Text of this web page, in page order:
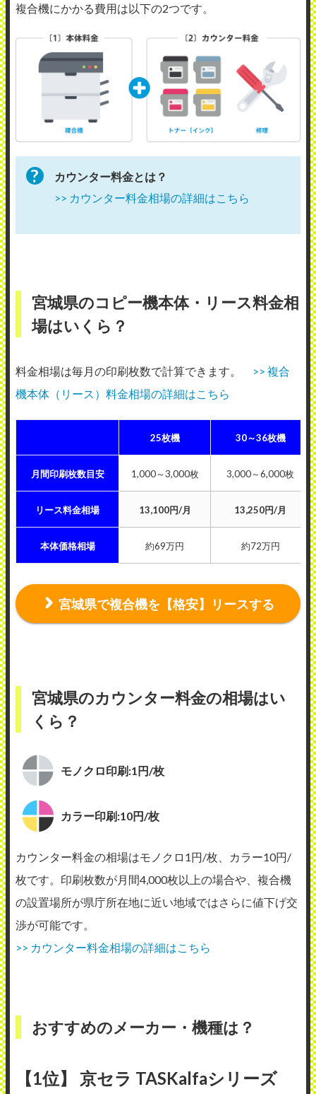
複合機にかかる費用は以下の2つです。
カウンター料金とは？
>> カウンター料金相場の詳細はこちら
宮城県のコピー機本体・リース料金相
場はいくら？
料金相場は毎月の印刷枚数で計算できます。
>> 複合
機本体（リース）料金相場の詳細はこちら
25枚機 30～36枚機
月間印刷枚数目安 1,000～3,000枚 3,000～6,000枚
リース料金相場 13,100円/月 13,250円/月
本体価格相場 約69万円 約72万円
宮城県で複合機を【格安】リースする
宮城県のカウンター料金の相場はい
くら？
モノクロ印刷:1円/枚
カラー印刷:10円/枚
カウンター料金の相場はモノクロ1円/枚、カラー10円/
枚です。印刷枚数が月間4,000枚以上の場合や、複合機
の設置場所が県庁所在地に近い地域ではさらに値下げ交
渉が可能です。
>> カウンター料金相場の詳細はこちら
おすすめのメーカー・機種は？
【1位】 京セラ TASKalfaシリーズ